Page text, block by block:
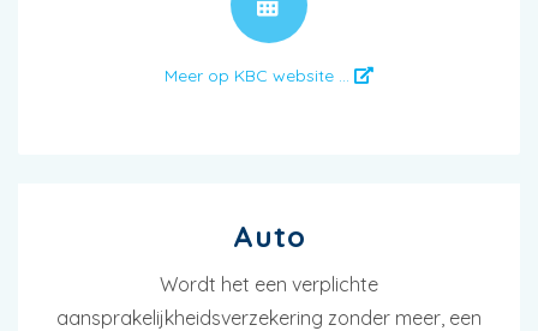
Meer op KBC website ...
Auto
Wordt het een verplichte
aansprakelijkheidsverzekering zonder meer, een